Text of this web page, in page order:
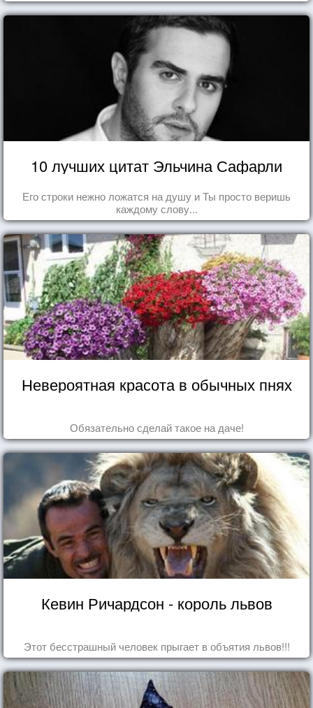
10 лучших цитат Эльчина Сафарли
Его строки нежно ложатся на душу и Ты просто веришь
каждому слову...
Невероятная красота в обычных пнях
Обязательно сделай такое на даче!
Кевин Ричардсон - король львов
Этот бесстрашный человек прыгает в объятия львов!!!